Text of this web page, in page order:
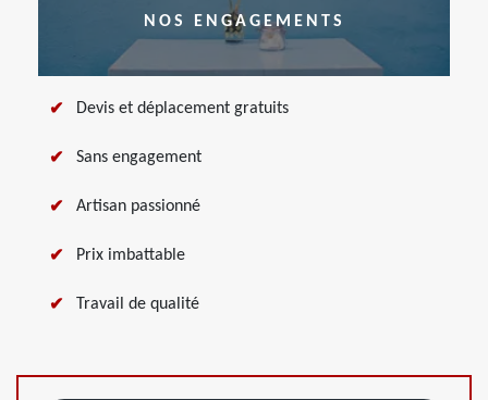
NOS ENGAGEMENTS
Devis et déplacement gratuits
Sans engagement
Artisan passionné
Prix imbattable
Travail de qualité